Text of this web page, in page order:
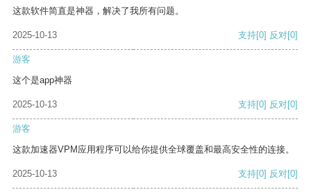
这款软件简直是神器，解决了我所有问题。
2025-10-13 支持[0] 反对[0]
游客
这个是app神器
2025-10-13 支持[0] 反对[0]
游客
这款加速器VPM应用程序可以给你提供全球覆盖和最高安全性的连接。
2025-10-13 支持[0] 反对[0]